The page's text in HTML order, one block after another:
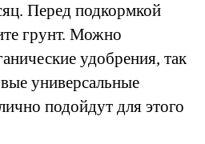
Перед подкормкой
грунт. Можно
удобрения, так
универсальные
подойдут для этого